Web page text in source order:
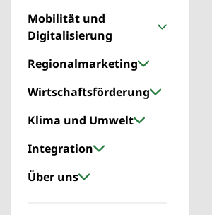
Mobilität und
Digitalisierung
Regionalmarketing
Wirtschaftsförderung
Klima und Umwelt
Integration
Über uns